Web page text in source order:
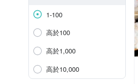
1-100
高於100
高於1,000
高於10,000